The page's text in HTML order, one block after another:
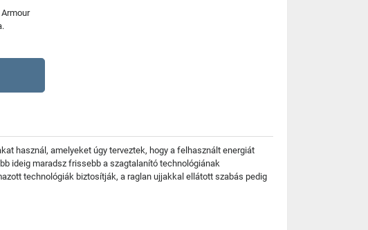
használ, amelyeket úgy terveztek, hogy a felhasznált energiát
ideig maradsz frissebb a szagtalanító technológiának
technológiák biztosítják, a raglan ujjakkal ellátott szabás pedig